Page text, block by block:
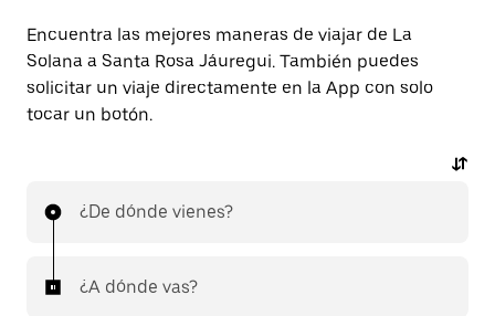
Encuentra las mejores maneras de viajar de La
Solana a Santa Rosa Jáuregui. También puedes
solicitar un viaje directamente en la App con solo
tocar un botón.
¿De dónde vienes?
¿A dónde vas?